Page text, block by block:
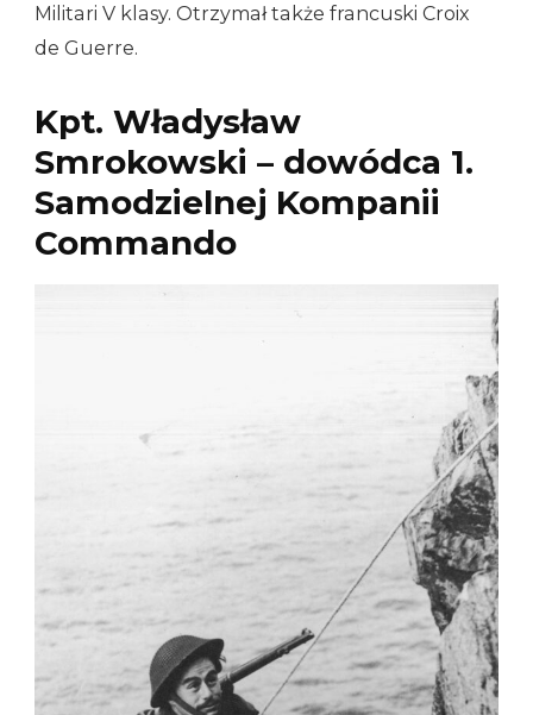
Militari V klasy. Otrzymał także francuski Croix
de Guerre.
Kpt. Władysław
Smrokowski – dowódca 1.
Samodzielnej Kompanii
Commando